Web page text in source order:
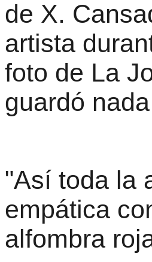
de X.
artista
foto de La
guardó
"Así toda la
empática
alfombra